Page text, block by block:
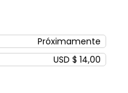
Próximamente
USD $ 14,00